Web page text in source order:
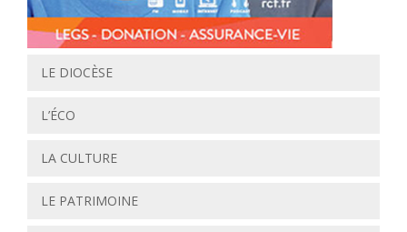
LE DIOCÈSE
L’ÉCO
LA CULTURE
LE PATRIMOINE